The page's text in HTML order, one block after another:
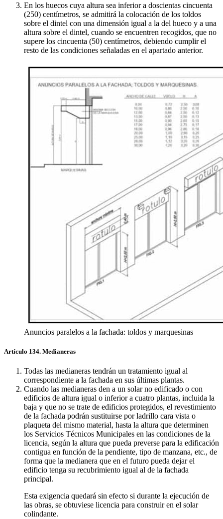
En los huecos cuya altura sea inferior a doscientas cincuenta
(250) centímetros, se admitirá la colocación de los toldos
sobre el dintel con una dimensión igual a la del hueco y a una
altura sobre el dintel, cuando se encuentren recogidos, que no
supere los cincuenta (50) centímetros, debiendo cumplir el
resto de las condiciones señaladas en el apartado anterior.
Anuncios paralelos a la fachada: toldos y marquesinas
Artículo 134. Medianeras
Todas las medianeras tendrán un tratamiento igual al
correspondiente a la fachada en sus últimas plantas.
Cuando las medianeras den a un solar no edificado o con
edificios de altura igual o inferior a cuatro plantas, incluida la
baja y que no se trate de edificios protegidos, el revestimiento
de la fachada podrán sustituirse por ladrillo cara vista o
plaqueta del mismo material, hasta la altura que determinen
los Servicios Técnicos Municipales en las condiciones de la
licencia, según la altura que pueda preverse para la edificación
contigua en función de la pendiente, tipo de manzana, etc., de
forma que la medianera que en el futuro pueda dejar el
edificio tenga su recubrimiento igual al de la fachada
principal.
Esta exigencia quedará sin efecto si durante la ejecución de
las obras, se obtuviese licencia para construir en el solar
colindante.